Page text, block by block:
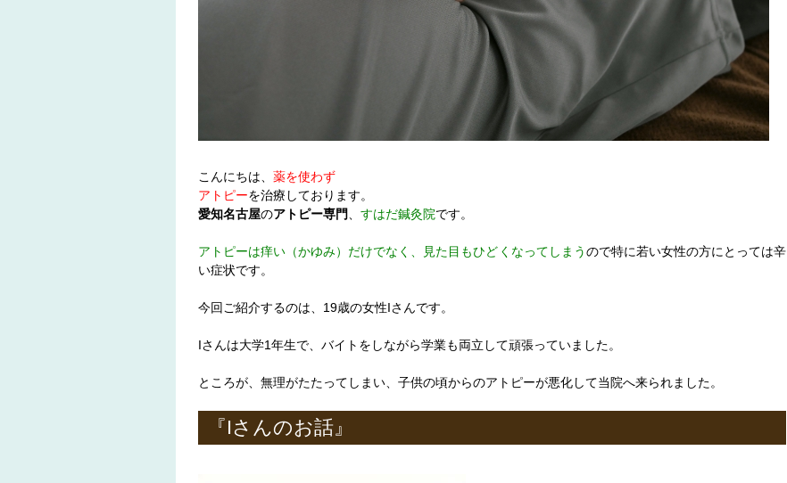
こんにちは、 薬を使わず
アトピーを治療しております。
愛知名古屋のアトピー専門、 すはだ鍼灸院です。
アトピーは痒い（かゆみ）だけでなく、見た目もひどくなってしまうので特に若い女性の方にとっては辛
い症状です。
今回ご紹介するのは、19歳の女性Iさんです。
Iさんは大学1年生で、バイトをしながら学業も両立して頑張っていました。
ところが、無理がたたってしまい、子供の頃からのアトピーが悪化して当院へ来られました。
『Iさんのお話』